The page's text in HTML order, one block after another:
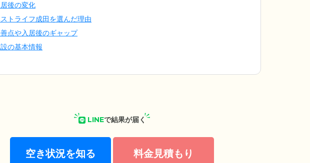
後の変化
トライフ成田を選んだ理由
点や入居後のギャップ
の基本情報
LINEで結果が届く
空き状況を知る 料金見積もり